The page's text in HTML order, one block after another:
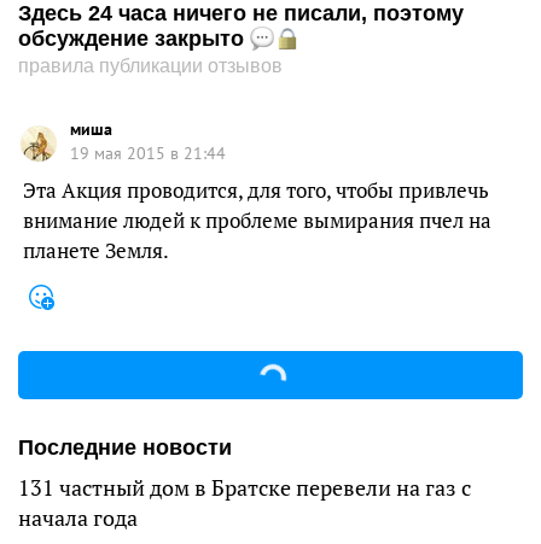
Здесь 24 часа ничего не писали, поэтому
обсуждение закрыто
правила публикации отзывов
миша
19 мая 2015 в 21:44
Эта Акция проводится, для того, чтобы привлечь
внимание людей к проблеме вымирания пчел на
планете Земля.
Последние новости
131 частный дом в Братске перевели на газ с
начала года